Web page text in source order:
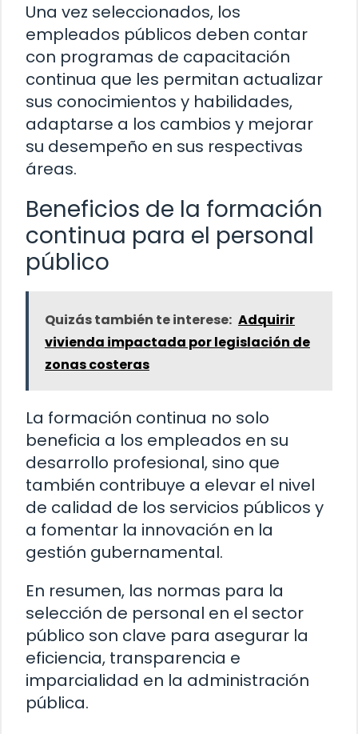
Una vez seleccionados, los
empleados públicos deben contar
con programas de capacitación
continua que les permitan actualizar
sus conocimientos y habilidades,
adaptarse a los cambios y mejorar
su desempeño en sus respectivas
áreas.
Beneficios de la formación
continua para el personal
público
Quizás también te interese: Adquirir
vivienda impactada por legislación de
zonas costeras
La formación continua no solo
beneficia a los empleados en su
desarrollo profesional, sino que
también contribuye a elevar el nivel
de calidad de los servicios públicos y
a fomentar la innovación en la
gestión gubernamental.
En resumen, las normas para la
selección de personal en el sector
público son clave para asegurar la
eficiencia, transparencia e
imparcialidad en la administración
pública.